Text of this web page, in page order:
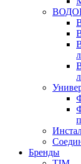
Бренды